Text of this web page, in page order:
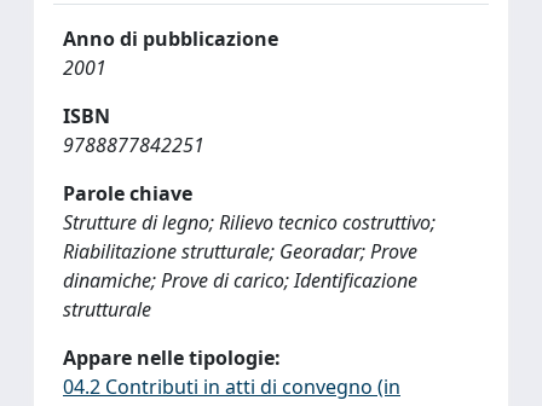
Anno di pubblicazione
2001
ISBN
9788877842251
Parole chiave
Strutture di legno; Rilievo tecnico costruttivo;
Riabilitazione strutturale; Georadar; Prove
dinamiche; Prove di carico; Identificazione
strutturale
Appare nelle tipologie:
04.2 Contributi in atti di convegno (in